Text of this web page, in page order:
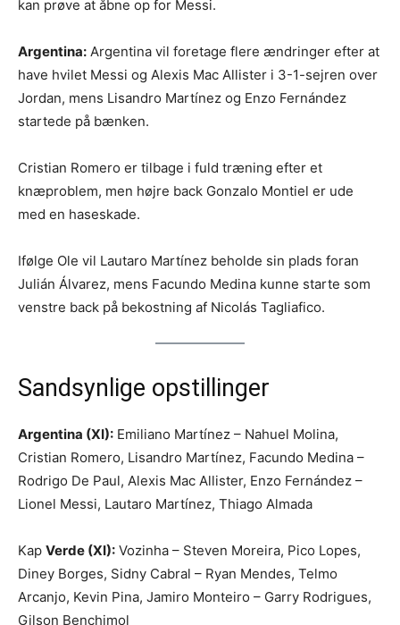
kan prøve at åbne op for Messi.
Argentina: Argentina vil foretage flere ændringer efter at
have hvilet Messi og Alexis Mac Allister i 3-1-sejren over
Jordan, mens Lisandro Martínez og Enzo Fernández
startede på bænken.
Cristian Romero er tilbage i fuld træning efter et
knæproblem, men højre back Gonzalo Montiel er ude
med en haseskade.
Ifølge Ole vil Lautaro Martínez beholde sin plads foran
Julián Álvarez, mens Facundo Medina kunne starte som
venstre back på bekostning af Nicolás Tagliafico.
Sandsynlige opstillinger
Argentina (XI): Emiliano Martínez – Nahuel Molina,
Cristian Romero, Lisandro Martínez, Facundo Medina –
Rodrigo De Paul, Alexis Mac Allister, Enzo Fernández –
Lionel Messi, Lautaro Martínez, Thiago Almada
Kap Verde (XI): Vozinha – Steven Moreira, Pico Lopes,
Diney Borges, Sidny Cabral – Ryan Mendes, Telmo
Arcanjo, Kevin Pina, Jamiro Monteiro – Garry Rodrigues,
Gilson Benchimol